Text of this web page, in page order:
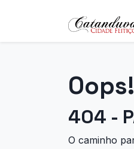
Oops!
404 -
O caminho